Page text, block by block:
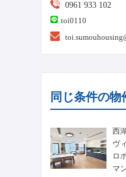
0961 933 102
toi0110
同じ条件の物
西
ヴ
ロ
マ